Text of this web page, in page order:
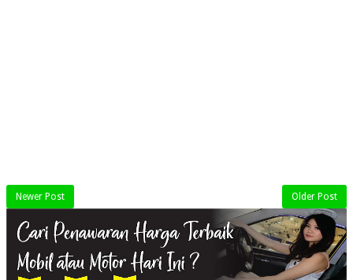
Newer Post Older Post